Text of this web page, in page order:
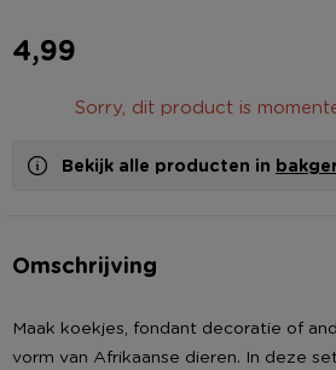
4,99
Sorry, dit product is
Bekijk alle producten in
Omschrijving
Maak koekjes, fondant decoratie of
vorm van Afrikaanse dieren. In deze